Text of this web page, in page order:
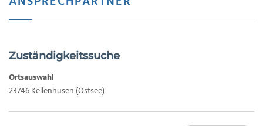
Zuständigkeitssuche
Ortsauswahl
23746 Kellenhusen (Ostsee)